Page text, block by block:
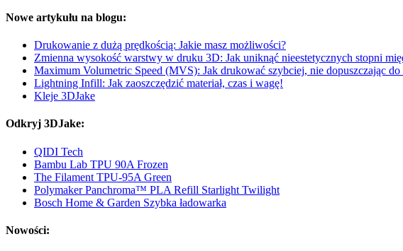
Nowe artykułu na blogu:
Drukowanie z dużą prędkością: Jakie masz możliwości?
Zmienna wysokość warstwy w druku 3D: Jak uniknąć nieestetycznych stopni
Maximum Volumetric Speed (MVS): Jak drukować szybciej, nie dopuszczając do
Lightning Infill: Jak zaoszczędzić materiał, czas i wagę!
Kleje 3DJake
Odkryj 3DJake:
QIDI Tech
Bambu Lab TPU 90A Frozen
The Filament TPU-95A Green
Polymaker Panchroma™ PLA Refill Starlight Twilight
Bosch Home & Garden Szybka ładowarka
Nowości: